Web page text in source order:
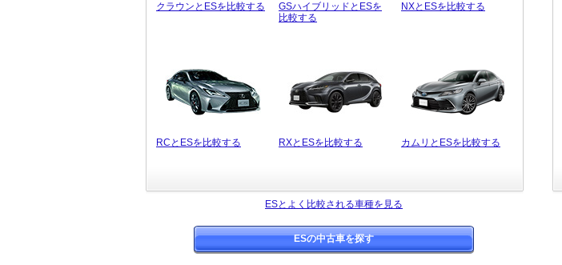
クラウンとESを比較する
GSハイブリッドとESを
比較する
NXとESを比較する
RCとESを比較する RXとESを比較する カムリとESを比較する
ESとよく比較される車種を見る
ESの中古車を探す